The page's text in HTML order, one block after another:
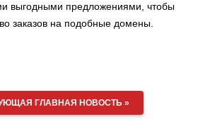
выгодными предложениями, чтобы
заказов на подобные домены.
ГЛАВНАЯ НОВОСТЬ »